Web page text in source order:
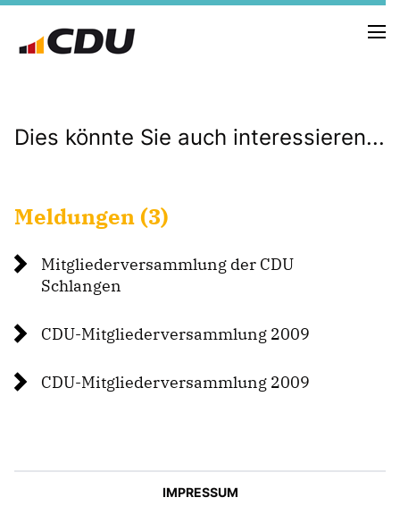
NEUIGKEITEN
RAT
ANTRÄGE
Mitglied werden
SPENDEN
Dies könnte Sie auch interessieren...
Meldungen (3)
Mitgliederversammlung der CDU
Schlangen
CDU-Mitgliederversammlung 2009
CDU-Mitgliederversammlung 2009
IMPRESSUM